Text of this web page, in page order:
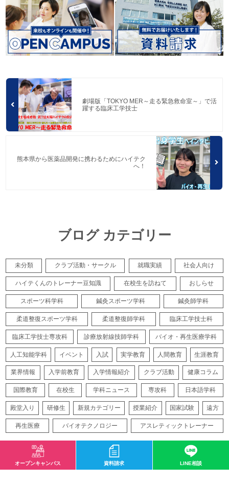
劇場版「TOKYO MER～走る緊急救命室～」で活
躍する臨床工学技士
熊本県から医薬品開発に携わるためにハイテク
へ！
ブログ カテゴリー
未分類 クラブ活動・サークル 就職実績 社会人向け
ハイテくんのトレーナー豆知識 在校生を訪ねて おしらせ
スポーツ科学科 鍼灸スポーツ学科 鍼灸師学科
柔道整復スポーツ学科 柔道整復師学科 臨床工学技士科
臨床工学技士専攻科 診療放射線技師学科 バイオ・再生医療学科
人工知能学科 イベント 入試 実学教育 人間教育 生涯教育
業界情報 入学前教育 入学情報紹介 クラブ活動 健康コラム
国際教育 在校生 学科ニュース 専攻科 日本語学科
殿堂入り 研修生 新規カテゴリー 授業紹介 国家試験 遠方
再生医療 バイオテクノロジー アスレティックトレーナー
サイトマップ
オープンキャンパス 資料請求 LINE相談